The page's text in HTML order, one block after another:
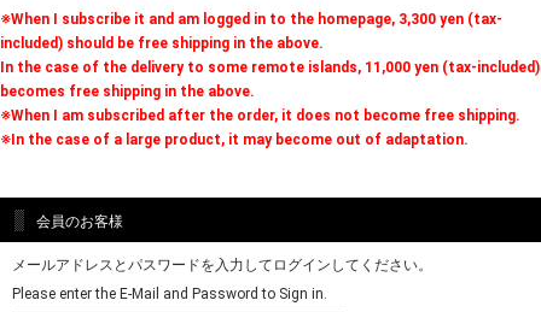
※When I subscribe it and am logged in to the homepage, 3,300 yen (tax-
included) should be free shipping in the above.
In the case of the delivery to some remote islands, 11,000 yen (tax-included)
becomes free shipping in the above.
※When I am subscribed after the order, it does not become free shipping.
※In the case of a large product, it may become out of adaptation.
会員のお客様
メールアドレスとパスワードを入力してログインしてください。
Please enter the E-Mail and Password to Sign in.